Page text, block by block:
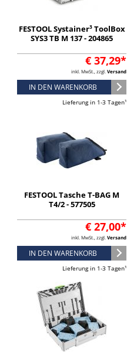
FESTOOL Systainer³ ToolBox
SYS3 TB M 137 - 204865
€ 37,29*
inkl. MwSt., zzgl. Versand
IN DEN WARENKORB
Lieferung in 1-3 Tagen¹
FESTOOL Tasche T-BAG M
T4/2 - 577505
€ 27,00*
inkl. MwSt., zzgl. Versand
IN DEN WARENKORB
Lieferung in 1-3 Tagen¹